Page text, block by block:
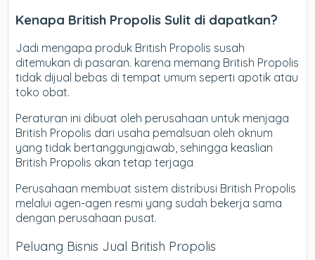
Kenapa British Propolis Sulit di dapatkan?
Jadi mengapa produk British Propolis susah
ditemukan di pasaran. karena memang British Propolis
tidak dijual bebas di tempat umum seperti apotik atau
toko obat.
Peraturan ini dibuat oleh perusahaan untuk menjaga
British Propolis dari usaha pemalsuan oleh oknum
yang tidak bertanggungjawab, sehingga keaslian
British Propolis akan tetap terjaga
Perusahaan membuat sistem distribusi British Propolis
melalui agen-agen resmi yang sudah bekerja sama
dengan perusahaan pusat.
Peluang Bisnis Jual British Propolis